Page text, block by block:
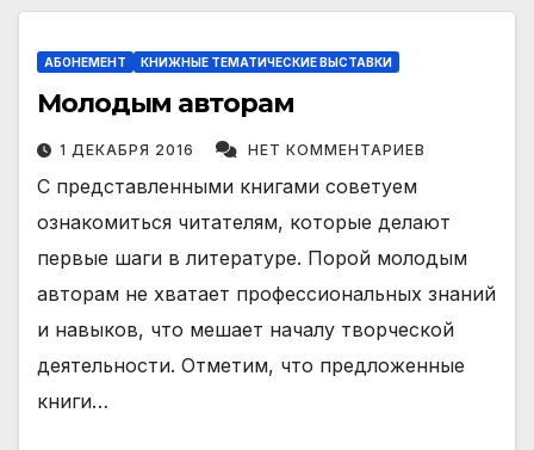
АБОНЕМЕНТ КНИЖНЫЕ ТЕМАТИЧЕСКИЕ ВЫСТАВКИ
Молодым авторам
1 ДЕКАБРЯ 2016 НЕТ КОММЕНТАРИЕВ
С представленными книгами советуем
ознакомиться читателям, которые делают
первые шаги в литературе. Порой молодым
авторам не хватает профессиональных знаний
и навыков, что мешает началу творческой
деятельности. Отметим, что предложенные
книги…